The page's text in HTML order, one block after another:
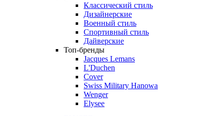
Классический стиль
Дизайнерские
Военный стиль
Спортивный стиль
Дайверские
Топ-бренды
Jacques Lemans
L'Duchen
Cover
Swiss Military Hanowa
Wenger
Elysee